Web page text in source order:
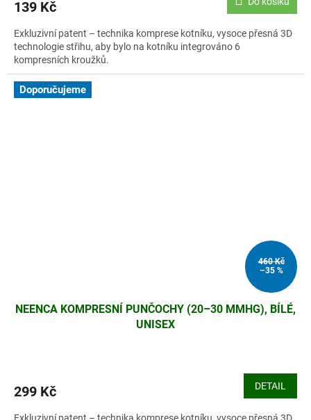
139 Kč
Exkluzivní patent – technika komprese kotníku, vysoce přesná 3D
technologie střihu, aby bylo na kotníku integrováno 6
kompresních kroužků.
Doporučujeme
460 Kč
–35 %
NEENCA KOMPRESNÍ PUNČOCHY (20–30 MMHG), BÍLÉ,
UNISEX
299 Kč DETAIL